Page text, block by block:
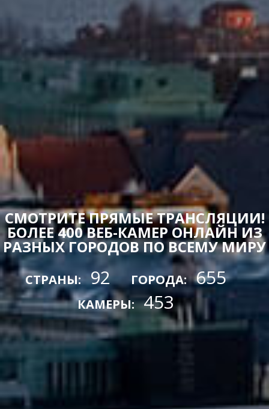
СМОТРИТЕ ПРЯМЫЕ ТРАНСЛЯЦИИ!
БОЛЕЕ 400 ВЕБ-КАМЕР ОНЛАЙН ИЗ
РАЗНЫХ ГОРОДОВ ПО ВСЕМУ МИРУ
СТРАНЫ: 92 ГОРОДА: 655
КАМЕРЫ: 453